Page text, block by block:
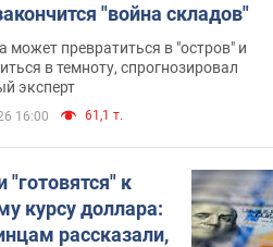
"война складов"
может превратиться в "остров" и
в темноту, спрогнозировал
эксперт
16:00 61,1 т.
"готовятся" к
курсу доллара:
рассказали,